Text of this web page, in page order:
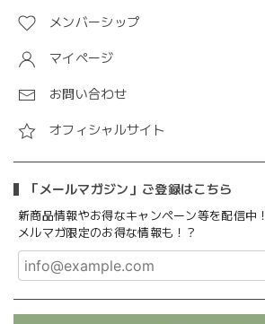
メンバーシップ
マイページ
お問い合わせ
オフィシャルサイト
「メールマガジン」ご登録はこちら
新商品情報やお得なキャンペーン等を配信中！
メルマガ限定のお得な情報も！？